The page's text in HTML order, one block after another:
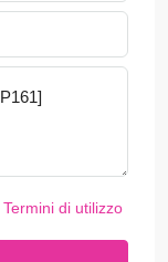
Termini di utilizzo